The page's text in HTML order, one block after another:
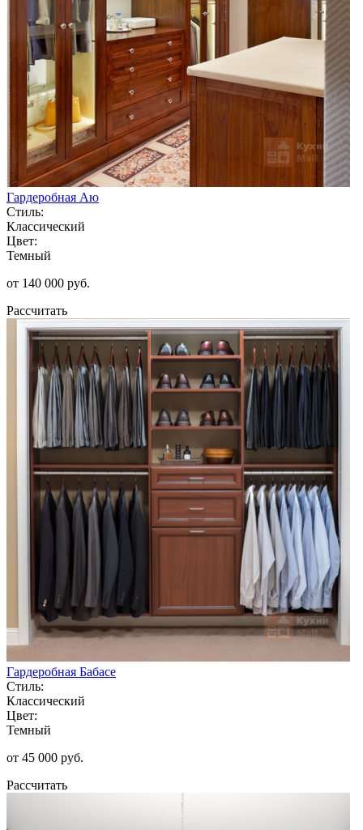
Гардеробная Аю
Стиль:
Классический
Цвет:
Темный
от 140 000 руб.
Рассчитать
Гардеробная Бабасе
Стиль:
Классический
Цвет:
Темный
от 45 000 руб.
Рассчитать